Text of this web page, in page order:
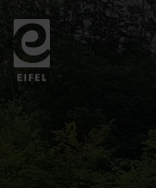
Zurück
zur
Startseite